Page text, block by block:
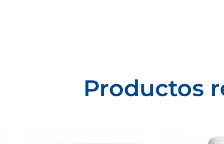
Productos